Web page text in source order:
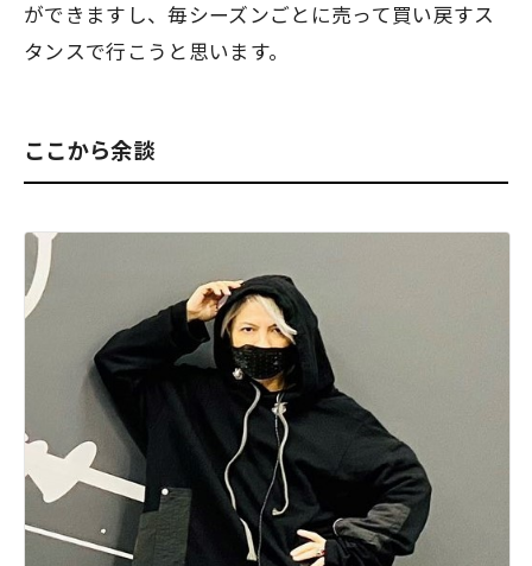
ができますし、毎シーズンごとに売って買い戻すス
タンスで行こうと思います。
ここから余談